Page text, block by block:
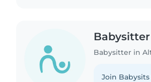
Babysitter
Babysitter in
Join